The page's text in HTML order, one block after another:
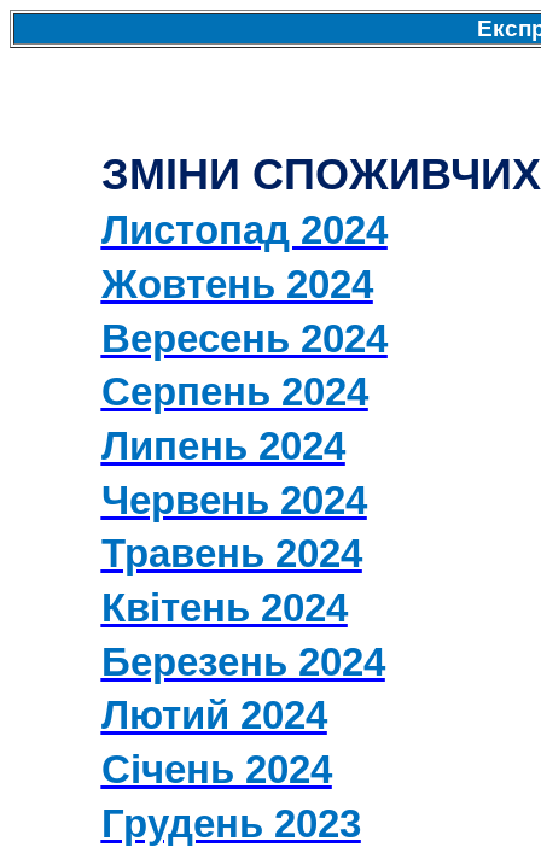
ЗМІНИ СПОЖИВЧИХ
Листопад 2024
Жовтень 2024
Вересень 2024
Серпень 2024
Липень 2024
Червень 2024
Травень 2024
Квітень 2024
Березень 2024
Лютий 2024
Січень 2024
Грудень 2023